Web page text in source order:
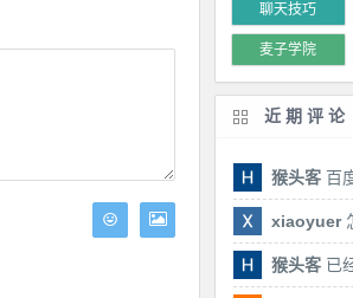
聊天技巧
麦子学院
近期评论
猴头客百度网
xiaoyuer
猴头客已经